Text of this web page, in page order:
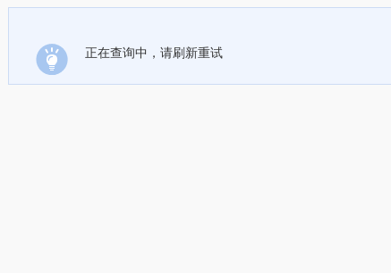
正在查询中，请刷新重试